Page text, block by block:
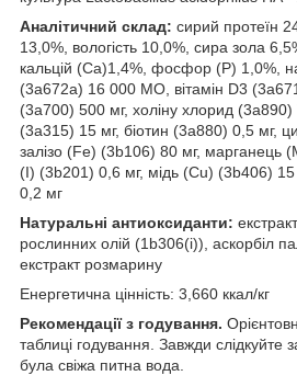
Аналітичний склад: сирий протеїн
13,0%, вологість 10,0%, сира зола
кальцій (Ca)1,4%, фосфор (P) 1,0%,
(3a672a) 16 000 МО, вітамін D3
(3a700) 500 мг, холіну хлорид (3a890)
(3a315) 15 мг, біотин (3a880) 0,5 мг,
залізо (Fe) (3b106) 80 мг, марганець
(I) (3b201) 0,6 мг, мідь (Cu) (3b406)
0,2 мг
Натуральні антиоксиданти:
рослинних олій (1b306(i)), аскорбіл
екстракт розмарину
Енергетична цінність: 3,660 ккал/кг
Рекомендації з годування.
таблиці годування. Завжди
була свіжа питна вода.